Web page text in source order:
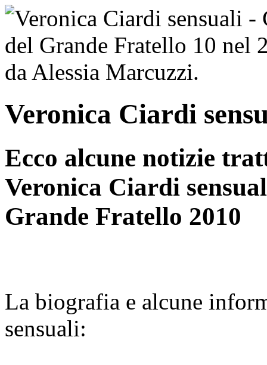
Veronica Ciardi
Ecco alcune notizie
Veronica Ciardi
Grande Fratello 2010
La biografia e alcune
sensuali: